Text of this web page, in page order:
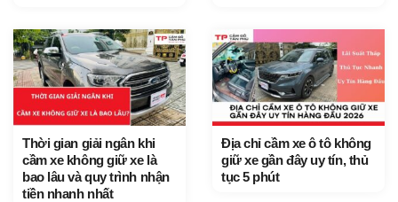
Thời gian giải ngân khi
cầm xe không giữ xe là
bao lâu và quy trình nhận
tiền nhanh nhất
Địa chỉ cầm xe ô tô không
giữ xe gần đây uy tín, thủ
tục 5 phút